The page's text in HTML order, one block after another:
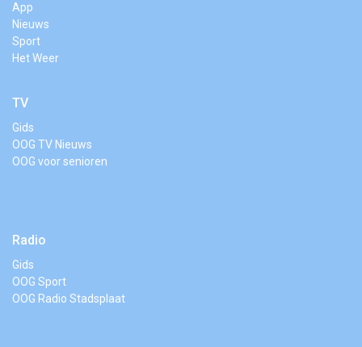
App
Nieuws
Sport
Het Weer
TV
Gids
OOG TV Nieuws
OOG voor senioren
Radio
Gids
OOG Sport
OOG Radio Stadsplaat